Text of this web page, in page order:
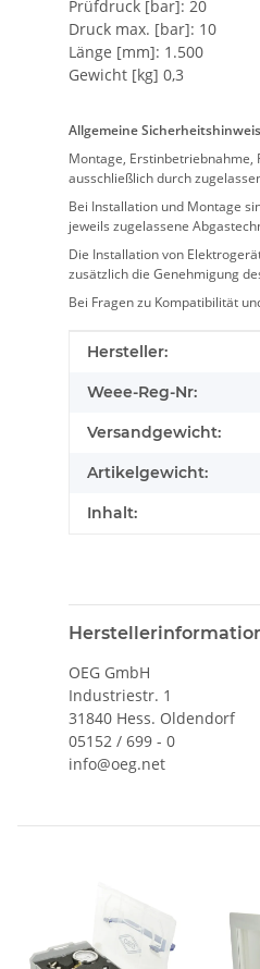
Prüfdruck [bar]: 20
Druck max. [bar]: 10
Länge [mm]: 1.500
Gewicht [kg] 0,3
Allgemeine
Montage, Erstinbetriebnahme,
ausschließlich durch
Bei Installation und Montage
jeweils zugelassene
Die Installation von
zusätzlich die Genehmigung
Bei Fragen zu Kompatibilität
Produkteigenschaft
Wert
Hersteller:
Weee-Reg-Nr:
Versandgewicht:
Artikelgewicht:
Inhalt:
OEG GmbH
Industriestr. 1
31840 Hess. Oldendorf
05152 / 699 - 0
info@oeg.net